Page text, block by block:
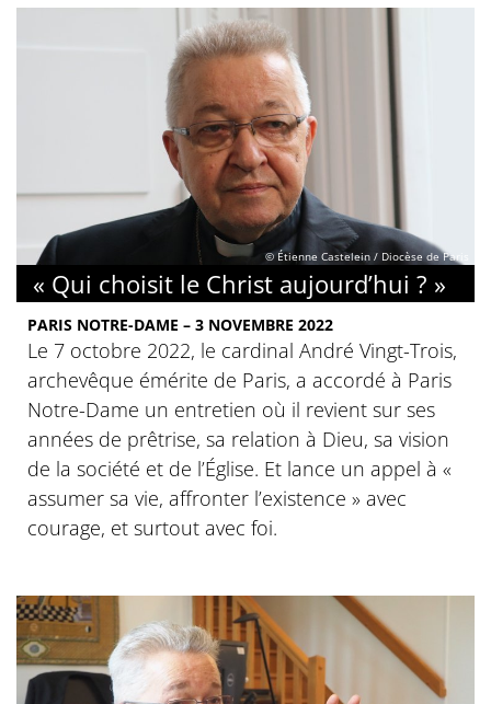
© Étienne Castelein / Diocèse de Paris
« Qui choisit le Christ aujourd’hui ? »
PARIS NOTRE-DAME – 3 NOVEMBRE 2022
Le 7 octobre 2022, le cardinal André Vingt-Trois,
archevêque émérite de Paris, a accordé à Paris
Notre-Dame un entretien où il revient sur ses
années de prêtrise, sa relation à Dieu, sa vision
de la société et de l’Église. Et lance un appel à «
assumer sa vie, affronter l’existence » avec
courage, et surtout avec foi.